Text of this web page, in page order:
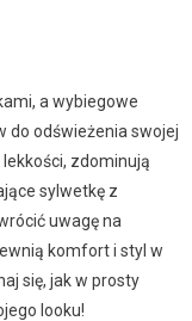
a wybiegowe
do odświeżenia swojej
zdominują
sylwetkę z
uwagę na
komfort i styl w
się, jak w prosty
looku!